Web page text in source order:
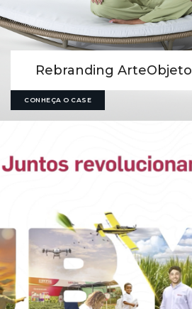
Rebranding ArteObjeto
CONHEÇA O CASE